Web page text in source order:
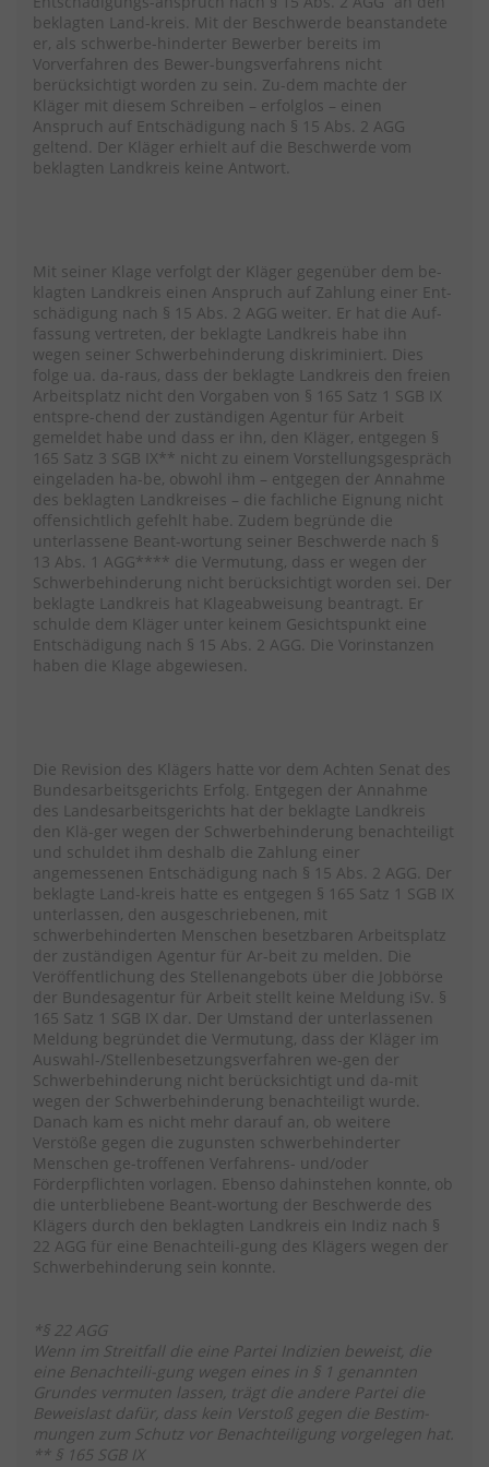
beklagten Land-kreis. Mit der Beschwerde beanstandete
er, als schwerbe-hinderter Bewerber bereits im
Vorverfahren des Bewer-bungsverfahrens nicht
berücksichtigt worden zu sein. Zu-dem machte der
Kläger mit diesem Schreiben – erfolglos – einen
Anspruch auf Entschädigung nach § 15 Abs. 2 AGG
geltend. Der Kläger erhielt auf die Beschwerde vom
beklagten Landkreis keine Antwort.
Mit seiner Klage verfolgt der Kläger gegenüber dem be-
klagten Landkreis einen Anspruch auf Zahlung einer Ent-
schädigung nach § 15 Abs. 2 AGG weiter. Er hat die Auf-
fassung vertreten, der beklagte Landkreis habe ihn
wegen seiner Schwerbehinderung diskriminiert. Dies
folge ua. da-raus, dass der beklagte Landkreis den freien
Arbeitsplatz nicht den Vorgaben von § 165 Satz 1 SGB IX
entspre-chend der zuständigen Agentur für Arbeit
gemeldet habe und dass er ihn, den Kläger, entgegen §
165 Satz 3 SGB IX** nicht zu einem Vorstellungsgespräch
eingeladen ha-be, obwohl ihm – entgegen der Annahme
des beklagten Landkreises – die fachliche Eignung nicht
offensichtlich gefehlt habe. Zudem begründe die
unterlassene Beant-wortung seiner Beschwerde nach §
13 Abs. 1 AGG**** die Vermutung, dass er wegen der
Schwerbehinderung nicht berücksichtigt worden sei. Der
beklagte Landkreis hat Klageabweisung beantragt. Er
schulde dem Kläger unter keinem Gesichtspunkt eine
Entschädigung nach § 15 Abs. 2 AGG. Die Vorinstanzen
haben die Klage abgewiesen.
Die Revision des Klägers hatte vor dem Achten Senat des
Bundesarbeitsgerichts Erfolg. Entgegen der Annahme
des Landesarbeitsgerichts hat der beklagte Landkreis
den Klä-ger wegen der Schwerbehinderung benachteiligt
und schuldet ihm deshalb die Zahlung einer
angemessenen Entschädigung nach § 15 Abs. 2 AGG. Der
beklagte Land-kreis hatte es entgegen § 165 Satz 1 SGB IX
unterlassen, den ausgeschriebenen, mit
schwerbehinderten Menschen besetzbaren Arbeitsplatz
der zuständigen Agentur für Ar-beit zu melden. Die
Veröffentlichung des Stellenangebots über die Jobbörse
der Bundesagentur für Arbeit stellt keine Meldung iSv. §
165 Satz 1 SGB IX dar. Der Umstand der unterlassenen
Meldung begründet die Vermutung, dass der Kläger im
Auswahl-/Stellenbesetzungsverfahren we-gen der
Schwerbehinderung nicht berücksichtigt und da-mit
wegen der Schwerbehinderung benachteiligt wurde.
Danach kam es nicht mehr darauf an, ob weitere
Verstöße gegen die zugunsten schwerbehinderter
Menschen ge-troffenen Verfahrens- und/oder
Förderpflichten vorlagen. Ebenso dahinstehen konnte, ob
die unterbliebene Beant-wortung der Beschwerde des
Klägers durch den beklagten Landkreis ein Indiz nach §
22 AGG für eine Benachteili-gung des Klägers wegen der
Schwerbehinderung sein konnte.
*§ 22 AGG
Wenn im Streitfall die eine Partei Indizien beweist, die
eine Benachteili-gung wegen eines in § 1 genannten
Grundes vermuten lassen, trägt die andere Partei die
Beweislast dafür, dass kein Verstoß gegen die Bestim-
mungen zum Schutz vor Benachteiligung vorgelegen hat.
** § 165 SGB IX